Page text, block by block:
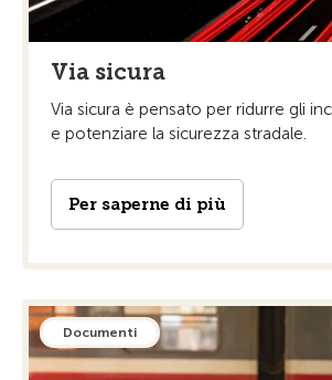
Via sicura
Via sicura è pensato per ridurre gli
e potenziare la sicurezza stradale.
Per saperne di più
Documenti